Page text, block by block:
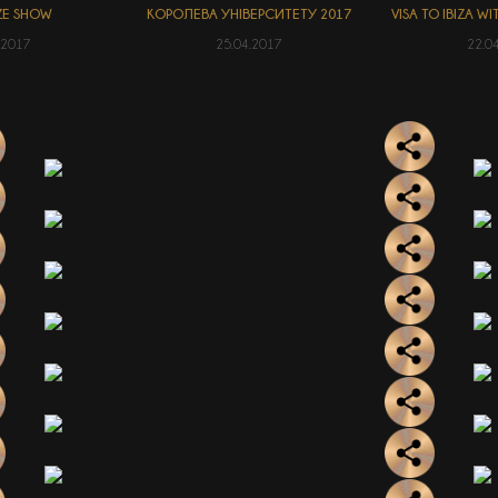
SHOW КОРОЛЕВА УНІВЕРСИТЕТУ 2017
25.04.2017
VISA TO IBIZA